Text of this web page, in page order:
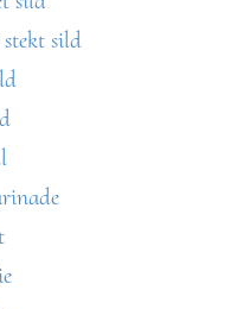
sild